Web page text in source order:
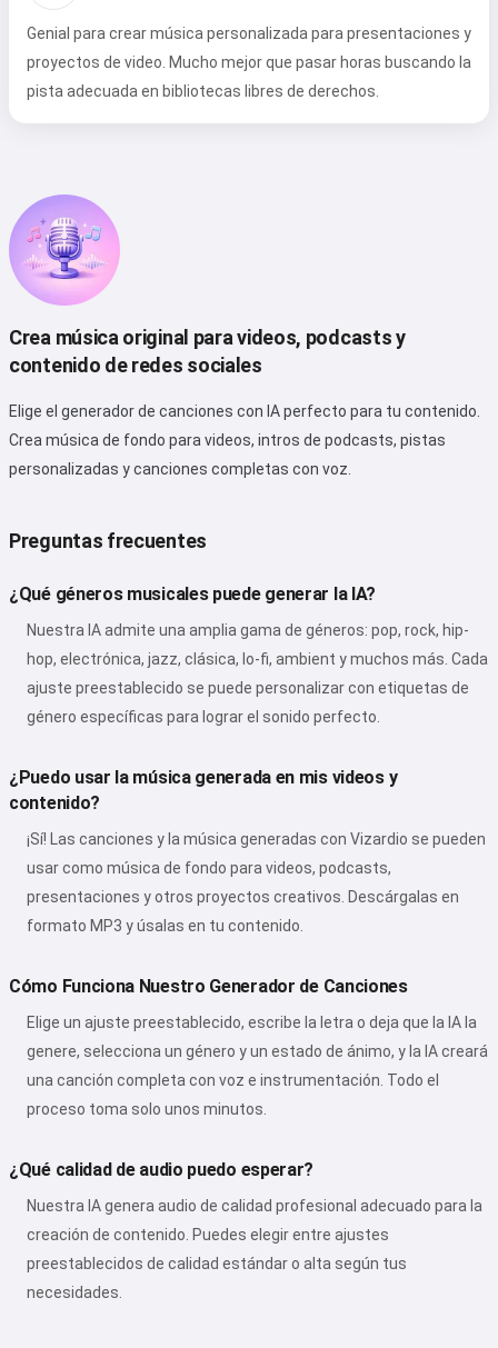
Genial para crear música personalizada para presentaciones y
proyectos de video. Mucho mejor que pasar horas buscando la
pista adecuada en bibliotecas libres de derechos.
Crea música original para videos, podcasts y
contenido de redes sociales
Elige el generador de canciones con IA perfecto para tu contenido.
Crea música de fondo para videos, intros de podcasts, pistas
personalizadas y canciones completas con voz.
Preguntas frecuentes
¿Qué géneros musicales puede generar la IA?
Nuestra IA admite una amplia gama de géneros: pop, rock, hip-
hop, electrónica, jazz, clásica, lo-fi, ambient y muchos más. Cada
ajuste preestablecido se puede personalizar con etiquetas de
género específicas para lograr el sonido perfecto.
¿Puedo usar la música generada en mis videos y
contenido?
¡Sí! Las canciones y la música generadas con Vizardio se pueden
usar como música de fondo para videos, podcasts,
presentaciones y otros proyectos creativos. Descárgalas en
formato MP3 y úsalas en tu contenido.
Cómo Funciona Nuestro Generador de Canciones
Elige un ajuste preestablecido, escribe la letra o deja que la IA la
genere, selecciona un género y un estado de ánimo, y la IA creará
una canción completa con voz e instrumentación. Todo el
proceso toma solo unos minutos.
¿Qué calidad de audio puedo esperar?
Nuestra IA genera audio de calidad profesional adecuado para la
creación de contenido. Puedes elegir entre ajustes
preestablecidos de calidad estándar o alta según tus
necesidades.
Puedo crear canciones, escribir
poemas y felicitaciones 🥰